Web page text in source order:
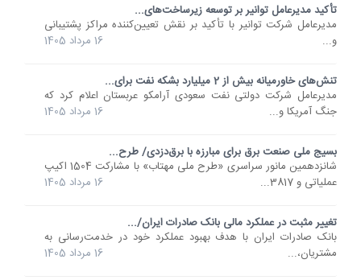
تأکید مدیرعامل توانیر بر توسعه زیرساخت‌های...
مدیرعامل شرکت توانیر با تأکید بر نقش تعیین‌کننده مراکز پشتیبانی
و...
16 مرداد 1405
تنش‌های خاورمیانه بیش از 2 میلیارد بشکه نفت برای...
مدیرعامل شرکت دولتی نفت سعودی آرامکو عربستان اعلام کرد که
جنگ آمریکا و...
16 مرداد 1405
بسیج ملی صنعت برق برای مبارزه با برق‌دزدی/ طرح...
شانزدهمین مانور سراسری «طرح ملی مهتاب» با مشارکت 1504 اکیپ
عملیاتی و 3817...
16 مرداد 1405
تغییر مثبت در عملکرد مالی بانک صادرات ایران/...
​بانک صادرات ایران با هدف بهبود عملکرد خود در خدمت‌رسانی به
مشتریان،...
16 مرداد 1405